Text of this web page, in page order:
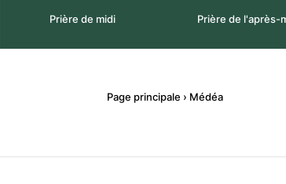
Prière de midi Prière de l'après-
Page principale › Médéa